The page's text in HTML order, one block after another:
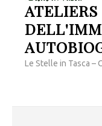
ATELIERS
Le Stelle in Tasca –